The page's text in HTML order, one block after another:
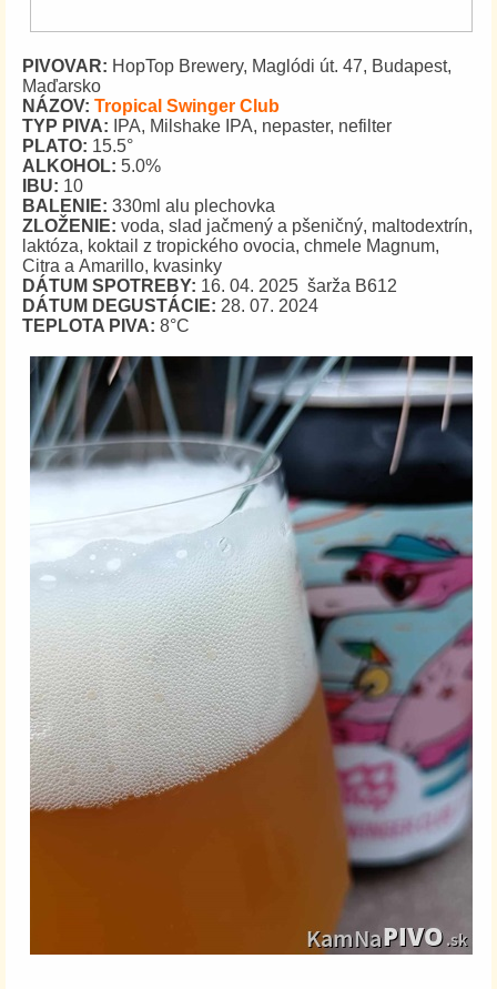
PIVOVAR: HopTop Brewery, Maglódi út. 47, Budapest,
Maďarsko
NÁZOV: Tropical Swinger Club
TYP PIVA: IPA, Milshake IPA, nepaster, nefilter
PLATO: 15.5°
ALKOHOL: 5.0%
IBU: 10
BALENIE: 330ml alu plechovka
ZLOŽENIE: voda, slad jačmený a pšeničný, maltodextrín,
laktóza, koktail z tropického ovocia, chmele Magnum,
Citra a Amarillo, kvasinky
DÁTUM SPOTREBY: 16. 04. 2025 šarža B612
DÁTUM DEGUSTÁCIE: 28. 07. 2024
TEPLOTA PIVA: 8°C